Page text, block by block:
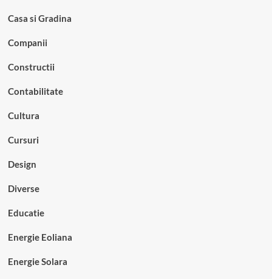
Casa si Gradina
Companii
Constructii
Contabilitate
Cultura
Cursuri
Design
Diverse
Educatie
Energie Eoliana
Energie Solara